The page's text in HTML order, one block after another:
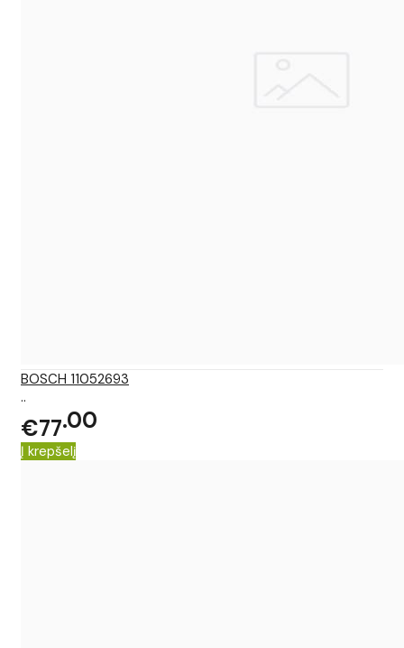
BOSCH 11052693
..
€77 00
Į krepšelį